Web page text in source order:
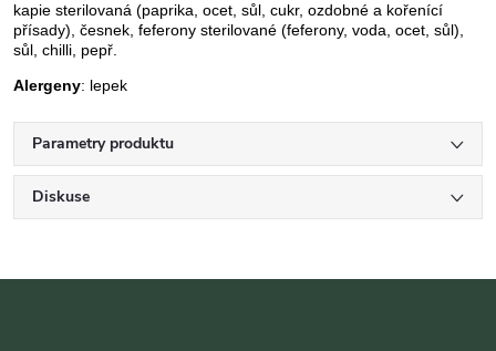
kapie sterilovaná (paprika, ocet, sůl, cukr, ozdobné a kořenící
přísady), česnek, feferony sterilované (feferony, voda, ocet, sůl),
sůl, chilli, pepř.
Alergeny: lepek
Parametry produktu
Diskuse